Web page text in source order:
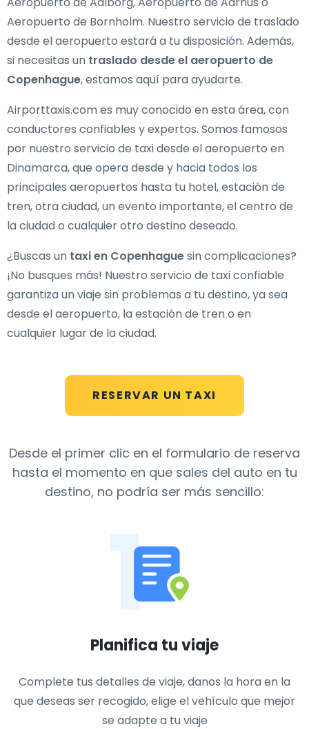
RESERVAR UN TAXI
Aeropuerto de Bornholm. Nuestro servicio de traslado
desde el aeropuerto estará a tu disposición. Además,
si necesitas un traslado desde el aeropuerto de
Copenhague, estamos aquí para ayudarte.
Airporttaxis.com es muy conocido en esta área, con
conductores confiables y expertos. Somos famosos
por nuestro servicio de taxi desde el aeropuerto en
Dinamarca, que opera desde y hacia todos los
principales aeropuertos hasta tu hotel, estación de
tren, otra ciudad, un evento importante, el centro de
la ciudad o cualquier otro destino deseado.
¿Buscas un taxi en Copenhaguesin complicaciones?
¡No busques más! Nuestro servicio de taxi confiable
garantiza un viaje sin problemas a tu destino, ya sea
desde el aeropuerto, la estación de tren o en
cualquier lugar de la ciudad.
Desde el primer clic en el formulario de reserva
hasta el momento en que sales del auto en tu
destino, no podría ser más sencillo:
1
Planifica tu viaje
Complete tus detalles de viaje, danos la hora en la
que deseas ser recogido, elige el vehículo que mejor
se adapte a tu viaje